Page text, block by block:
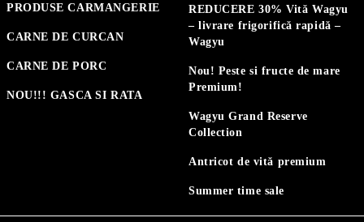
PRODUSE CARMANGERIE
CARNE DE CURCAN
CARNE DE PORC
NOU!!! GASCA SI RATA
REDUCERE 30% Vită Wagyu
– livrare frigorifică rapidă –
Wagyu
Nou! Peste si fructe de mare
Premium!
Wagyu Grand Reserve
Collection
Antricot de vită premium
Summer time sale